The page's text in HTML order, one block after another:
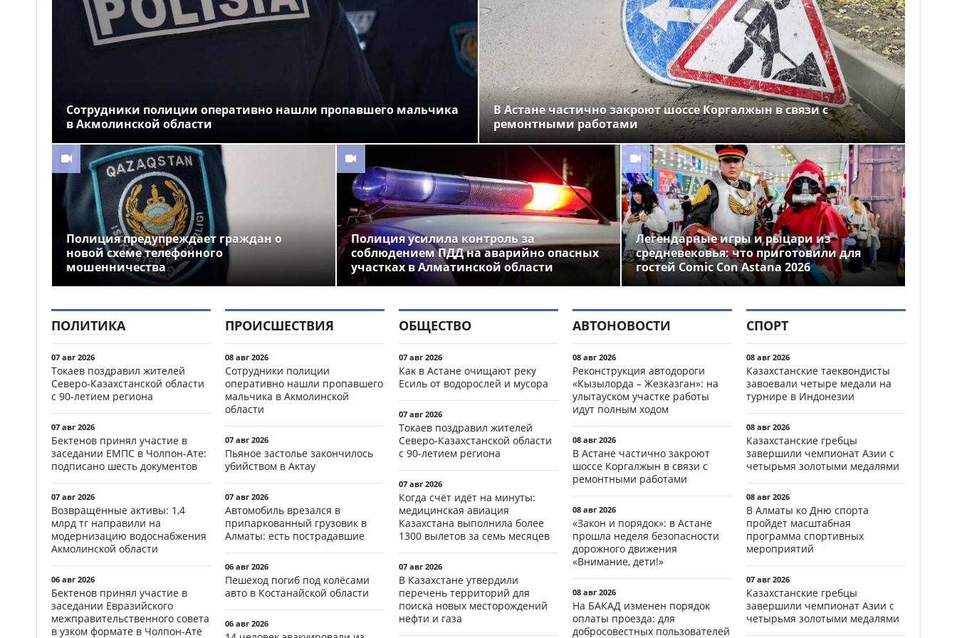
Разработку проекта
Плана по автоматизации учета
08:51
«Закон и порядок»: как
защититься от мошенников,
Comic Con Astana 2026
08:30
Более 100 объектов
планируется построить в
Алматинской области в этом
Сотрудники полиции оперативно нашли пропавшего мальчика
в Акмолинской области
В Астане частично закроют шоссе Коргалжын в связи с
ремонтными работами
Полиция предупреждает граждан о
новой схеме телефонного
мошенничества
Полиция усилила контроль за
соблюдением ПДД на аварийно опасных
участках в Алматинской области
Легендарные игры и рыцари из
средневековья: что приготовили для
гостей Comic Con Astana 2026
ПОЛИТИКА
07 авг 2026
Токаев поздравил жителей
Северо-Казахстанской области
с 90-летием региона
07 авг 2026
Бектенов принял участие в
заседании ЕМПС в Чолпон-Ате:
подписано шесть документов
07 авг 2026
Возвращённые активы: 1,4
млрд тг направили на
модернизацию водоснабжения
Акмолинской области
06 авг 2026
Бектенов принял участие в
заседании Евразийского
межправительственного совета
в узком формате в Чолпон-Ате
ПРОИСШЕСТВИЯ
08 авг 2026
Сотрудники полиции
оперативно нашли пропавшего
мальчика в Акмолинской
области
07 авг 2026
Пьяное застолье закончилось
убийством в Актау
07 авг 2026
Автомобиль врезался в
припаркованный грузовик в
Алматы: есть пострадавшие
06 авг 2026
Пешеход погиб под колёсами
авто в Костанайской области
06 авг 2026
ОБЩЕСТВО
07 авг 2026
Как в Астане очищают реку
Есиль от водорослей и мусора
07 авг 2026
Токаев поздравил жителей
Северо-Казахстанской области
с 90-летием региона
07 авг 2026
Когда счёт идёт на минуты:
медицинская авиация
Казахстана выполнила более
1300 вылетов за семь месяцев
07 авг 2026
В Казахстане утвердили
перечень территорий для
поиска новых месторождений
нефти и газа
АВТОНОВОСТИ
08 авг 2026
Реконструкция автодороги
«Кызылорда – Жезказган»: на
улытауском участке работы
идут полным ходом
08 авг 2026
В Астане частично закроют
шоссе Коргалжын в связи с
ремонтными работами
08 авг 2026
«Закон и порядок»: в Астане
прошла неделя безопасности
дорожного движения
«Внимание, дети!»
08 авг 2026
На БАКАД изменен порядок
оплаты проезда: для
добросовестных пользователей
СПОРТ
08 авг 2026
Казахстанские таеквондисты
завоевали четыре медали на
турнире в Индонезии
08 авг 2026
Казахстанские гребцы
завершили чемпионат Азии с
четырьмя золотыми медалями
08 авг 2026
В Алматы ко Дню спорта
пройдет масштабная
программа спортивных
мероприятий
07 авг 2026
Казахстанские гребцы
завершили чемпионат Азии с
четырьмя золотыми медалями